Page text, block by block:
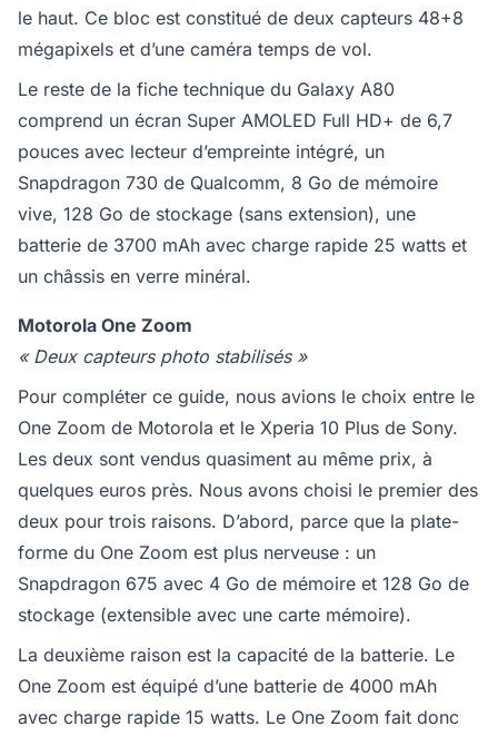
le haut. Ce bloc est constitué de deux capteurs 48+8
mégapixels et d’une caméra temps de vol.
Le reste de la fiche technique du Galaxy A80
comprend un écran Super AMOLED Full HD+ de 6,7
pouces avec lecteur d’empreinte intégré, un
Snapdragon 730 de Qualcomm, 8 Go de mémoire
vive, 128 Go de stockage (sans extension), une
batterie de 3700 mAh avec charge rapide 25 watts et
un châssis en verre minéral.
Motorola One Zoom
« Deux capteurs photo stabilisés »
Pour compléter ce guide, nous avions le choix entre le
One Zoom de Motorola et le Xperia 10 Plus de Sony.
Les deux sont vendus quasiment au même prix, à
quelques euros près. Nous avons choisi le premier des
deux pour trois raisons. D’abord, parce que la plate-
forme du One Zoom est plus nerveuse : un
Snapdragon 675 avec 4 Go de mémoire et 128 Go de
stockage (extensible avec une carte mémoire).
La deuxième raison est la capacité de la batterie. Le
One Zoom est équipé d’une batterie de 4000 mAh
avec charge rapide 15 watts. Le One Zoom fait donc